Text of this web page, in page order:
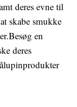
deres evne til
skabe smukke
en
deres